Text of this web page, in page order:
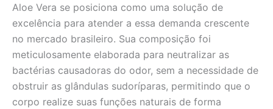
Aloe Vera se posiciona como uma solução de
excelência para atender a essa demanda crescente
no mercado brasileiro. Sua composição foi
meticulosamente elaborada para neutralizar as
bactérias causadoras do odor, sem a necessidade de
obstruir as glândulas sudoríparas, permitindo que o
corpo realize suas funções naturais de forma